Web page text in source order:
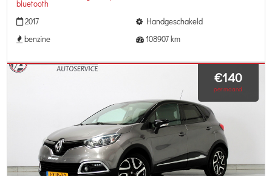
bluetooth
2017
Handgeschakeld
benzine
108907 km
€140
per maand